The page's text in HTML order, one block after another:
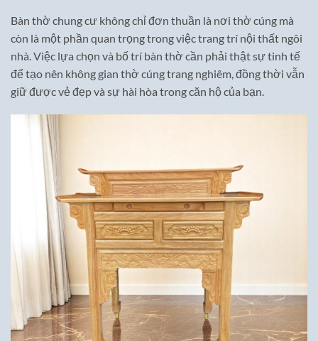
Bàn thờ chung cư không chỉ đơn thuần là nơi thờ cúng mà
còn là một phần quan trọng trong việc trang trí nội thất ngôi
nhà. Việc lựa chọn và bố trí bàn thờ cần phải thật sự tinh tế
để tạo nên không gian thờ cúng trang nghiêm, đồng thời vẫn
giữ được vẻ đẹp và sự hài hòa trong căn hộ của bạn.